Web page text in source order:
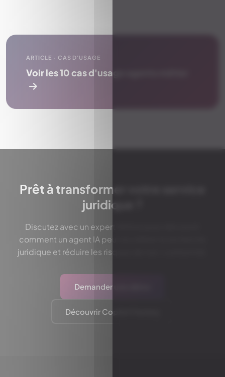
ARTICLE · CAS D'USAGE
Voir les 10 cas d'usage agents métier
Prêt à transformer votre service
juridique ?
Discutez avec un expert Witivio pour découvrir
comment un agent IA peut accélérer la recherche
juridique et réduire les risques de non-conformité.
Demander une démo
Découvrir Copilot Factory